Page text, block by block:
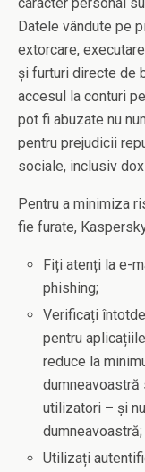
Datele vândute pe
extorcare,
și furturi directe de
accesul la conturi
pot fi abuzate nu
pentru prejudicii
sociale, inclusiv
Pentru a minimiza
fie furate,
Fiți atenți la e-
phishing;
Verificați
pentru
reduce la
utilizatori – și
dumneavoastră;
Utilizați